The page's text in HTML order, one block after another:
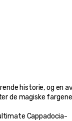
historie, og en
de magiske
Cappadocia-